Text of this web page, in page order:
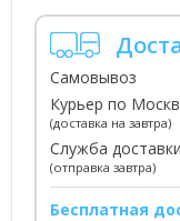
Самовывоз
Курьер по
(доставка на завтра)
Служба доставки
(отправка завтра)
Бесплатная